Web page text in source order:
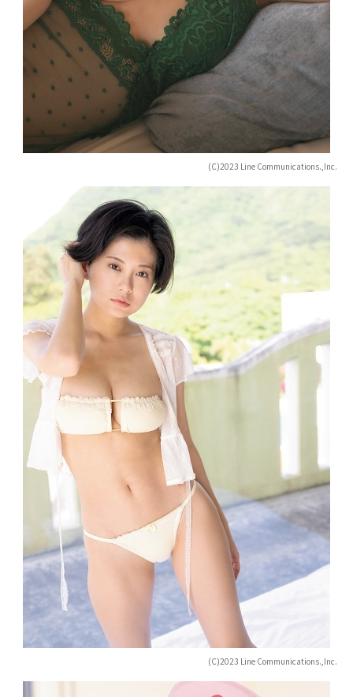
(C)2023 Line Communications.,Inc.
(C)2023 Line Communications.,Inc.